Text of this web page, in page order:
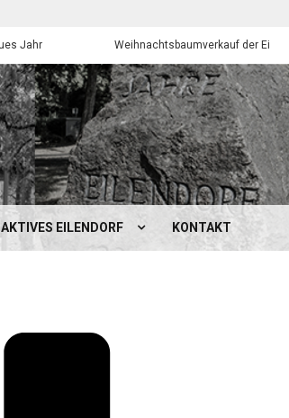
Weihnachtsbaumverkauf der Eilendorfer
AKTIVES EILENDORF KONTAKT